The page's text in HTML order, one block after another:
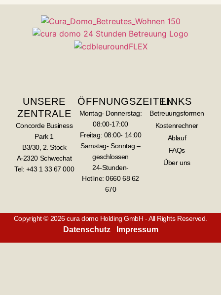
UNSERE
ZENTRALE
Concorde Business
Park 1
B3/30, 2. Stock
A-2320 Schwechat
Tel: +43 1 33 67 000
ÖFFNUNGSZEITEN
Montag- Donnerstag:
08:00-17:00
Freitag: 08:00- 14:00
Samstag- Sonntag –
geschlossen
24-Stunden-
Hotline: 0660 68 62
670
LINKS
Betreuungsformen
Kostenrechner
Ablauf
FAQs
Über uns
Copyright © 2026 cura domo Holding GmbH - All Rights Reserved.
Datenschutz Impressum